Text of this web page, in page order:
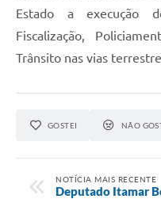
Estado a execução
Fiscalização,
Trânsito nas vias
GOSTEI NÃO
NOTÍCIA MAIS RECENTE
Deputado Itamar